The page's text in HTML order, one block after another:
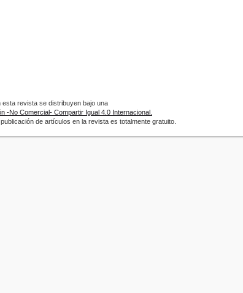
revista se distribuyen bajo una
-No Comercial- Compartir Igual 4.0 Internacional.
de artículos en la revista es totalmente gratuito.